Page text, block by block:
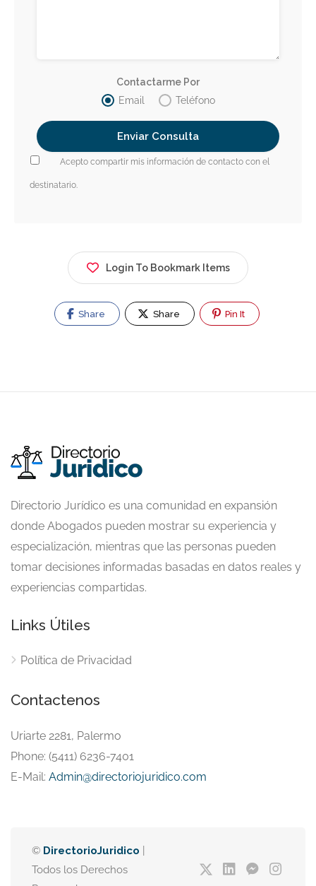
Contactarme Por
Email
Teléfono
Acepto compartir mis información de contacto con el
destinatario.
Login To Bookmark Items
Share Share Pin It
Directorio Jurídico es una comunidad en expansión
donde Abogados pueden mostrar su experiencia y
especialización, mientras que las personas pueden
tomar decisiones informadas basadas en datos reales y
experiencias compartidas.
Links Útiles
Política de Privacidad
Contactenos
Uriarte 2281, Palermo
Phone: (5411) 6236-7401
E-Mail: Admin@directoriojuridico.com
© DirectorioJuridico
Todos los Derechos